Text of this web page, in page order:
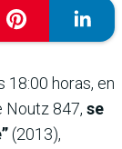
18:00 horas, en
Noutz 847, se
(2013),